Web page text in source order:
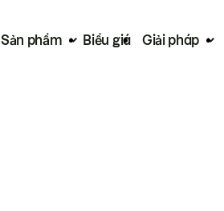
Sản phẩm Biểu giá Giải pháp